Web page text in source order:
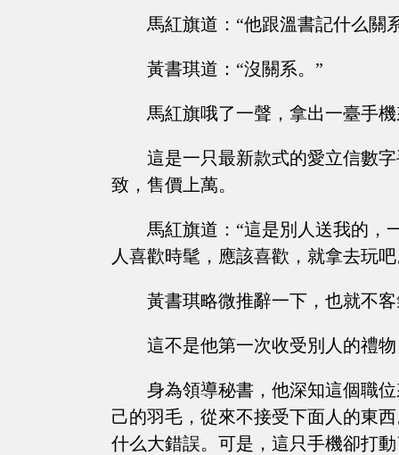
馬紅旗道：“他跟溫書記什么關
黃書琪道：“沒關系。”
馬紅旗哦了一聲，拿出一臺手
這是一只最新款式的愛立信數
致，售價上萬。
馬紅旗道：“這是別人送我的，
人喜歡時髦，應該喜歡，就拿去玩吧
黃書琪略微推辭一下，也就不
這不是他第一次收受別人的禮
身為領導秘書，他深知這個職
己的羽毛，從來不接受下面人的東
什么大錯誤。可是，這只手機卻打